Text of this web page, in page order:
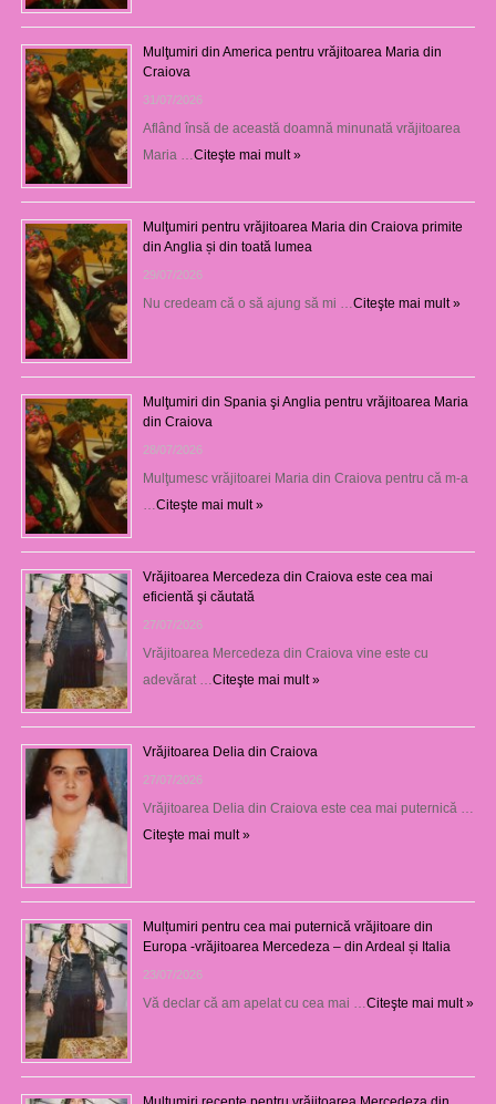
Mulţumiri din America pentru vrăjitoarea Maria din
Craiova
31/07/2026
Aflând însă de această doamnă minunată vrăjitoarea
Maria … Citeşte mai mult »
Mulţumiri pentru vrăjitoarea Maria din Craiova primite
din Anglia și din toată lumea
29/07/2026
Nu credeam că o să ajung să mi … Citeşte mai mult »
Mulţumiri din Spania şi Anglia pentru vrăjitoarea Maria
din Craiova
28/07/2026
Mulţumesc vrăjitoarei Maria din Craiova pentru că m-a
Citeşte mai mult »
Vrăjitoarea Mercedeza din Craiova este cea mai
eficientă şi căutată
27/07/2026
Vrăjitoarea Mercedeza din Craiova vine este cu
adevărat … Citeşte mai mult »
Vrăjitoarea Delia din Craiova
27/07/2026
Vrăjitoarea Delia din Craiova este cea mai puternică …
Citeşte mai mult »
Mulțumiri pentru cea mai puternică vrăjitoare din
Europa -vrăjitoarea Mercedeza – din Ardeal și Italia
23/07/2026
Vă declar că am apelat cu cea mai … Citeşte mai mult »